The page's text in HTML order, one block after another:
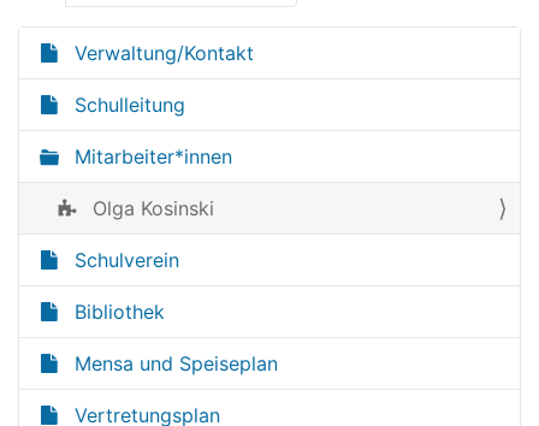
N
a
v
i
a
t
i
o
n
Verwaltung/Kontakt
Schulleitung
Mitarbeiter*innen
Olga Kosinski
Schulverein
Bibliothek
Mensa und Speiseplan
Vertretungsplan